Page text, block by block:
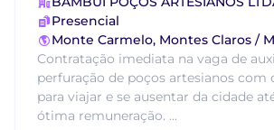
Presencial
Monte Carmelo, Montes Claros /
Contratação imediata na vaga de
perfuração de poços artesianos com
para viajar e se ausentar da cidade
ótima remuneração. ...